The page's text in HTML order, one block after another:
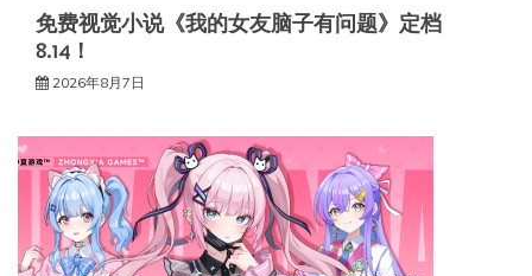
免费视觉小说《我的女友脑子有问题》定档
8.14！
2026年8月7日